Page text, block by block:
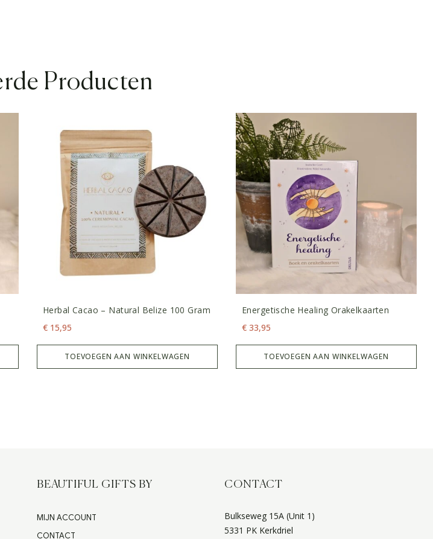
Producten
Herbal Cacao – Natural Belize 100 Gram
€ 15,95
TOEVOEGEN AAN WINKELWAGEN
Energetische Healing Orakelkaarten
€ 33,95
TOEVOEGEN AAN WINKELWAGEN
BEAUTIFUL GIFTS BY
MIJN ACCOUNT
CONTACT
CONTACT
Bulkseweg 15A (Unit 1)
5331 PK Kerkdriel